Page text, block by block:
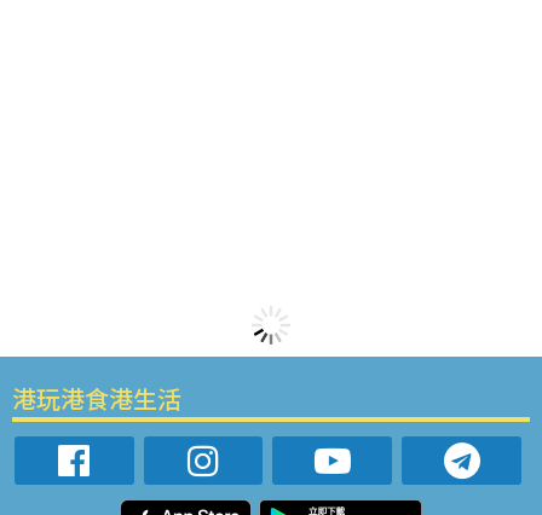
港玩港食港生活